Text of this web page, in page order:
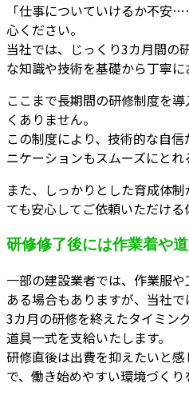
「仕事についていけるか不
心ください。
当社では、じっくり3カ月間の
な知識や技術を基礎から丁寧に
ここまで長期間の研修制度を
くありません。
この制度により、技術的な自
ニケーションもスムーズにとれ
また、しっかりとした育成体
ても安心してご依頼いただける
研修修了後には作業着や
一部の建設業者では、作業服
ある場合もありますが、当社で
3カ月の研修を終えたタイミン
道具一式を支給いたします。
研修直後は出費を抑えたいと
で、働き始めやすい環境づくり